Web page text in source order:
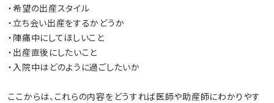
・希望の出産スタイル
・立ち会い出産をするかどうか
・陣痛中にしてほしいこと
・出産直後にしたいこと
・入院中はどのように過ごしたいか
ここからは、これらの内容をどうすれば医師や助産師にわかりやす